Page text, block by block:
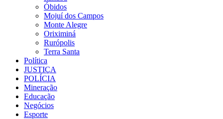
Óbidos
Mojuí dos Campos
Monte Alegre
Oriximiná
Rurópolis
Terra Santa
Política
JUSTIÇA
POLÍCIA
Mineração
Educação
Negócios
Esporte